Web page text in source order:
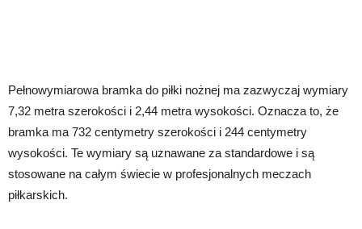
Pełnowymiarowa bramka do piłki nożnej ma zazwyczaj wymiary
7,32 metra szerokości i 2,44 metra wysokości. Oznacza to, że
bramka ma 732 centymetry szerokości i 244 centymetry
wysokości. Te wymiary są uznawane za standardowe i są
stosowane na całym świecie w profesjonalnych meczach
piłkarskich.